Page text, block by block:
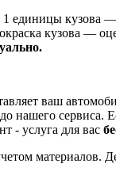
1 единицы кузова
кузова —
ваш
нашего сервиса.
- услуга для вас
материалов.